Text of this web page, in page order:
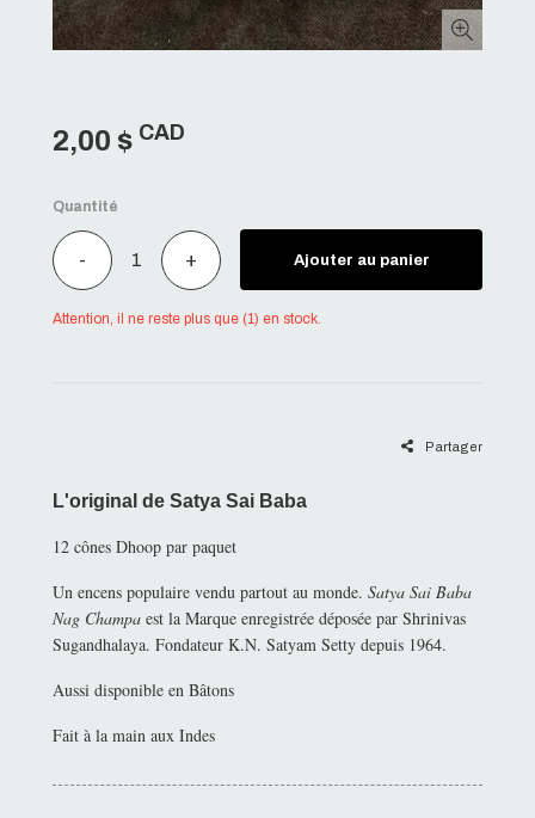
2,00 $ CAD
Quantité
- + Ajouter au panier
Attention, il ne reste plus que (1) en stock.
Partager
L'original de Satya Sai Baba
12 cônes Dhoop par paquet
Un encens populaire vendu partout au monde. Satya Sai Baba
Nag Champa est la Marque enregistrée déposée par Shrinivas
Sugandhalaya. Fondateur K.N. Satyam Setty depuis 1964.
Aussi disponible en Bâtons
Fait à la main aux Indes